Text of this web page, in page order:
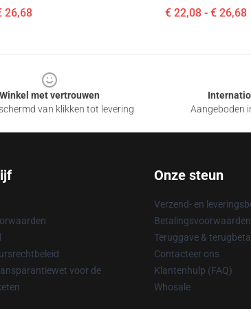
26,68 € 22,08 - € 26,68
Winkel met vertrouwen
van klikken tot levering
Aangeboden
voor de
Onze steun
Verzend- en
Betalingsvoorwaarden
Teruggave &
Contacteer ons
Klantenhulp (FAQ)
Whosale